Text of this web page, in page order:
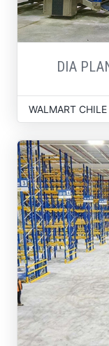
DIA
WALMART CHILE